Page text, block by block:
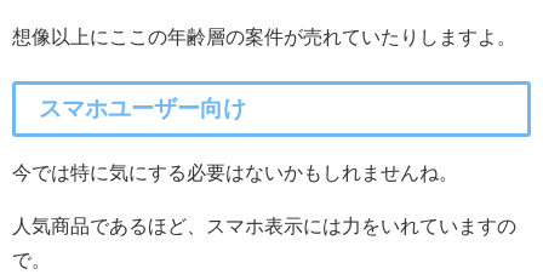
想像以上にここの年齢層の案件が売れていたりしますよ。
スマホユーザー向け
今では特に気にする必要はないかもしれませんね。
人気商品であるほど、スマホ表示には力をいれていますの
で。